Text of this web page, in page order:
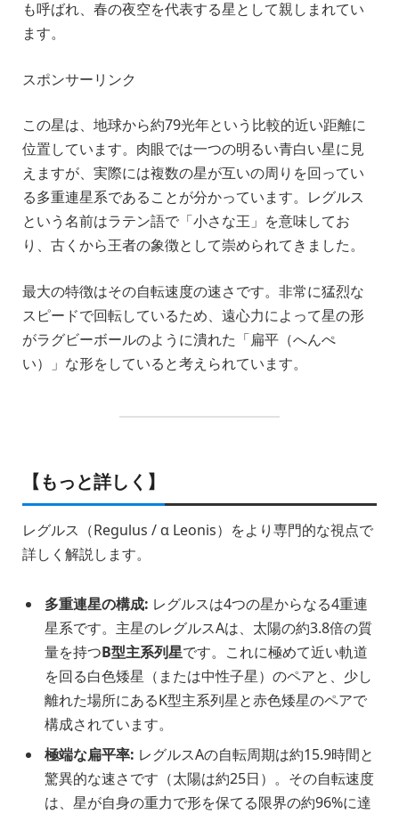
も呼ばれ、春の夜空を代表する星として親しまれてい
ます。
スポンサーリンク
この星は、地球から約79光年という比較的近い距離に
位置しています。肉眼では一つの明るい青白い星に見
えますが、実際には複数の星が互いの周りを回ってい
る多重連星系であることが分かっています。レグルス
という名前はラテン語で「小さな王」を意味してお
り、古くから王者の象徴として崇められてきました。
最大の特徴はその自転速度の速さです。非常に猛烈な
スピードで回転しているため、遠心力によって星の形
がラグビーボールのように潰れた「扁平（へんぺ
い）」な形をしていると考えられています。
【もっと詳しく】
レグルス（Regulus / α Leonis）をより専門的な視点で
詳しく解説します。
多重連星の構成: レグルスは4つの星からなる4重連
星系です。主星のレグルスAは、太陽の約3.8倍の質
量を持つB型主系列星です。これに極めて近い軌道
を回る白色矮星（または中性子星）のペアと、少し
離れた場所にあるK型主系列星と赤色矮星のペアで
構成されています。
極端な扁平率: レグルスAの自転周期は約15.9時間と
驚異的な速さです（太陽は約25日）。その自転速度
は、星が自身の重力で形を保てる限界の約96%に達